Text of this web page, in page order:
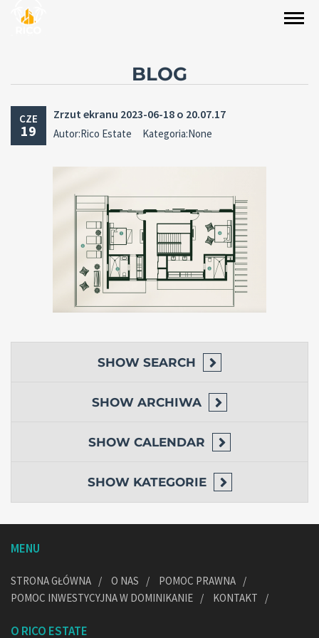
BLOG
CZE
19
Zrzut ekranu 2023-06-18 o 20.07.17
Autor:Rico Estate Kategoria:None
SHOW SEARCH
SHOW ARCHIWA
SHOW CALENDAR
SHOW KATEGORIE
MENU
STRONA GŁÓWNA O NAS
POMOC PRAWNA
POMOC INWESTYCYJNA W DOMINIKANIE
KONTAKT
O RICO ESTATE